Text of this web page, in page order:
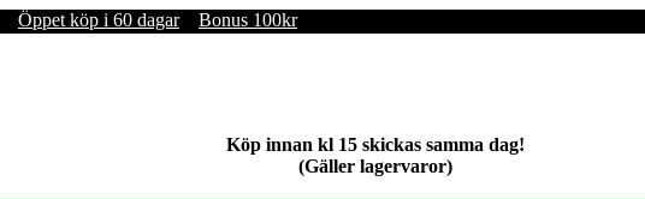
Öppet köp i 60 dagar Bonus 100kr
Köp innan kl 15 skickas samma dag!
(Gäller lagervaror)